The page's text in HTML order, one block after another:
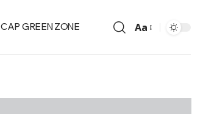
CAP GREEN ZONE Aa